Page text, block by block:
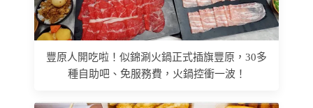
豐原人開吃啦！似錦涮火鍋正式插旗豐原，30多
種自助吧、免服務費，火鍋控衝一波！